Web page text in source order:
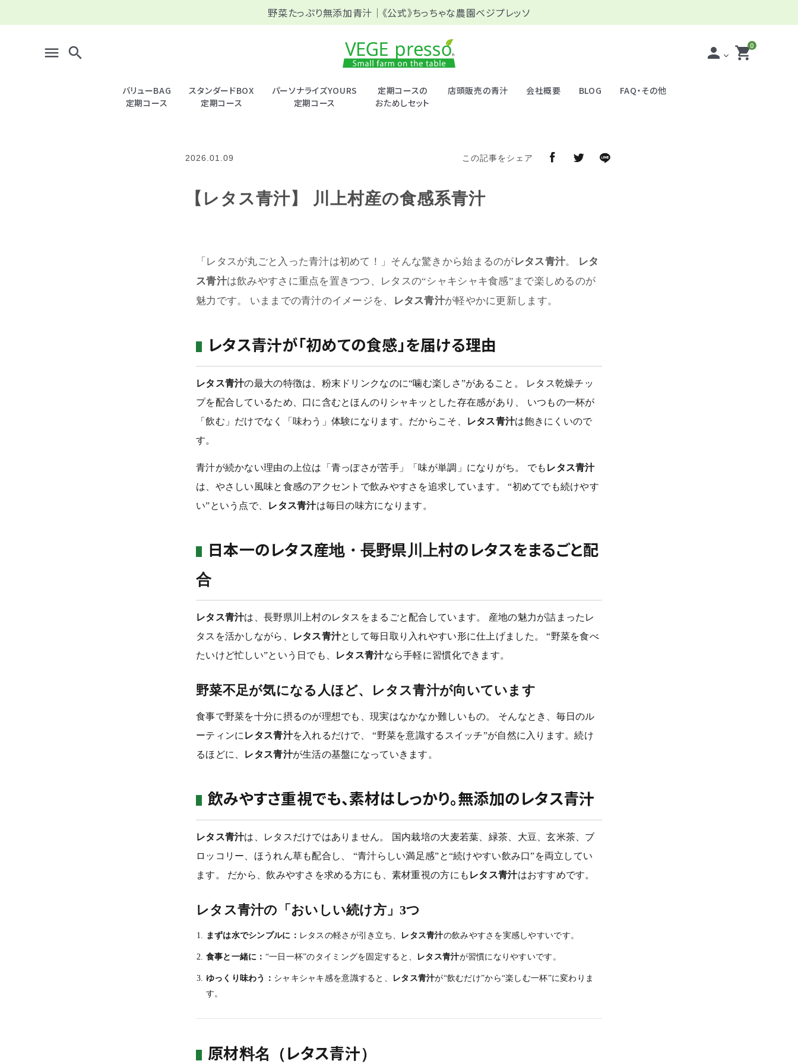
野菜たっぷり無添加青汁｜ 《公式》ちっちゃな農園ベジプレッソ
menu search person 0
shopping_cart
バリューBAG
定期コース
スタンダードBOX
定期コース
パーソナライズYOURS
定期コース
定期コースの
おためしセット
店頭販売の青汁 会社概要 BLOG FAQ・その他
2026.01.09 この記事をシェア
【レタス青汁】 川上村産の食感系青汁
「レタスが丸ごと入った青汁は初めて！」そんな驚きから始まるのがレタス青汁。
レタ
ス青汁は飲みやすさに重点を置きつつ、レタスの“シャキシャキ食感”まで楽しめるのが
魅力です。 いままでの青汁のイメージを、
レタス青汁が軽やかに更新します。
レタス青汁が「初めての食感」を届ける理由
レタス青汁の最大の特徴は、粉末ドリンクなのに“噛む楽しさ”があること。 レタス乾燥チッ
プを配合しているため、口に含むとほんのりシャキッとした存在感があり、 いつもの一杯が
「飲む」だけでなく「味わう」体験になります。だからこそ、
レタス青汁は飽きにくいので
す。
青汁が続かない理由の上位は「青っぽさが苦手」「味が単調」になりがち。 でも レタス青汁
は、やさしい風味と食感のアクセントで飲みやすさを追求しています。 “初めてでも続けやす
い”という点で、
レタス青汁は毎日の味方になります。
日本一のレタス産地・長野県川上村のレタスをまるごと配
合
レタス青汁は、長野県川上村のレタスをまるごと配合しています。 産地の魅力が詰まったレ
タスを活かしながら、
レタス青汁として毎日取り入れやすい形に仕上げました。 “野菜を食べ
たいけど忙しい”という日でも、
レタス青汁なら手軽に習慣化できます。
野菜不足が気になる人ほど、レタス青汁が向いています
食事で野菜を十分に摂るのが理想でも、現実はなかなか難しいもの。 そんなとき、毎日のル
ーティンに レタス青汁を入れるだけで、 “野菜を意識するスイッチ”が自然に入ります。続け
るほどに、 レタス青汁が生活の基盤になっていきます。
飲みやすさ重視でも、素材はしっかり。無添加のレタス青汁
レタス青汁は、レタスだけではありません。 国内栽培の大麦若葉、緑茶、大豆、玄米茶、ブ
ロッコリー、ほうれん草も配合し、 “青汁らしい満足感”と“続けやすい飲み口”を両立してい
ます。 だから、飲みやすさを求める方にも、素材重視の方にも レタス青汁はおすすめです。
レタス青汁の「おいしい続け方」3つ
まずは水でシンプルに： レタスの軽さが引き立ち、 レタス青汁の飲みやすさを実感しやすいです。
食事と一緒に： “一日一杯”のタイミングを固定すると、 レタス青汁が習慣になりやすいです。
ゆっくり味わう： シャキシャキ感を意識すると、 レタス青汁が“飲むだけ”から“楽しむ一杯”に変わりま
す。
原材料名（レタス青汁）